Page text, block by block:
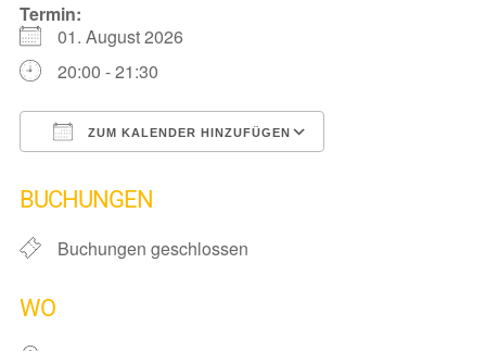
Termin:
01. August 2026
20:00 - 21:30
ZUM KALENDER HINZUFÜGEN
BUCHUNGEN
Buchungen geschlossen
WO